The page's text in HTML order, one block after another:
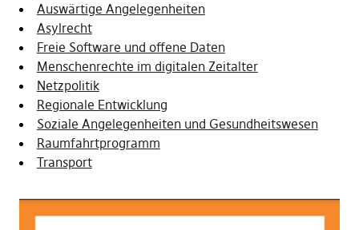
Auswärtige Angelegenheiten
Asylrecht
Freie Software und offene Daten
Menschenrechte im digitalen Zeitalter
Netzpolitik
Regionale Entwicklung
Soziale Angelegenheiten und Gesundheitswesen
Raumfahrtprogramm
Transport